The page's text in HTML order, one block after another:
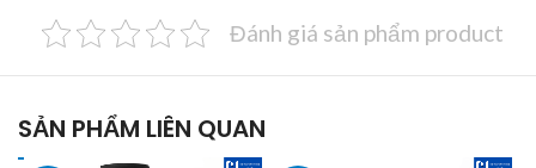
Đánh giá sản phẩm product
SẢN PHẨM LIÊN QUAN